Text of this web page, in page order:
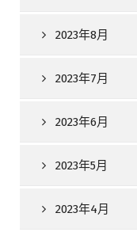
2023年8月
2023年7月
2023年6月
2023年5月
2023年4月